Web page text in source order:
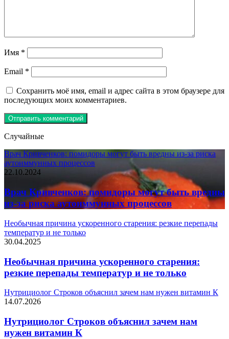
Имя *
Email *
Сохранить моё имя, email и адрес сайта в этом браузере для
последующих моих комментариев.
Случайные
Врач Кривченков: помидоры могут быть вредны из-за риска
аутоиммунных процессов
22.10.2024
Врач Кривченков: помидоры могут быть вредны
из-за риска аутоиммунных процессов
Необычная причина ускоренного старения: резкие перепады
температур и не только
30.04.2025
Необычная причина ускоренного старения:
резкие перепады температур и не только
Нутрициолог Строков объяснил зачем нам нужен витамин К
14.07.2026
Нутрициолог Строков объяснил зачем нам
нужен витамин К